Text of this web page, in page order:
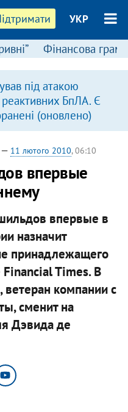
УКР
Фінансова
під атакою
реактивних БпЛА. Є
(оновлено)
— 11 лютого 2010, 06:10
впервые
впервые в
назначит
принадлежащего
Financial Times. В
компании с
сменит на
Дэвида де